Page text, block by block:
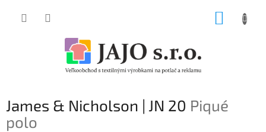
James & Nicholson | JN 20 Piqué
polo